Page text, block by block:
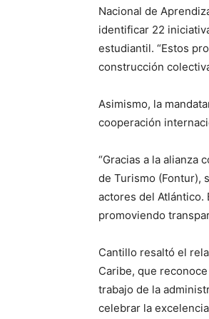
Nacional de
identificar 22
estudiantil. “Estos
construcción
Asimismo, la
cooperación
“Gracias a la alianza
de Turismo (Fontur),
actores del Atlántico.
promoviendo
Cantillo resaltó el
Caribe, que
trabajo de la
celebrar la